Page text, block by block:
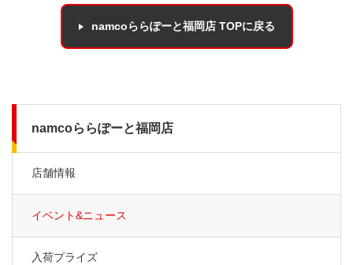
namcoららぽーと福岡店 TOPに戻る
namcoららぽーと福岡店
店舗情報
イベント&ニュース
入荷プライズ